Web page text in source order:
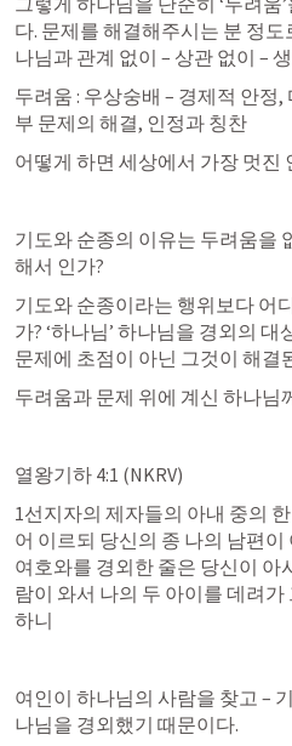
다. 문제를 해결해주시는 분 정
나님과 관계 없이 – 상관 없이 –
두려움 : 우상숭배 – 경제적 안정
부 문제의 해결, 인정과 칭찬
어떻게 하면 세상에서 가장 멋진
기도와 순종의 이유는 두려움을
해서 인가?
기도와 순종이라는 행위보다 어
가? ‘하나님’ 하나님을 경외의
문제에 초점이 아닌 그것이 해결
두려움과 문제 위에 계신 하나님
열왕기하 4:1 (NKRV)
1선지자의 제자들의 아내 중의
어 이르되 당신의 종 나의 남편
여호와를 경외한 줄은 당신이 아
람이 와서 나의 두 아이를 데려
하니
여인이 하나님의 사람을 찾고 –
나님을 경외했기 때문이다.